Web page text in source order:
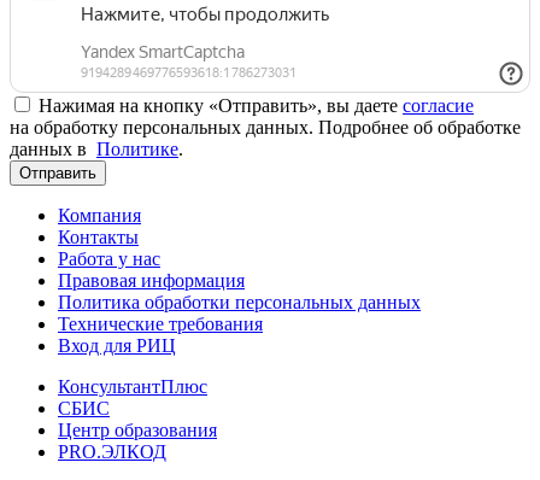
Нажимая на кнопку «Отправить», вы даете согласие
на обработку персональных данных. Подробнее об обработке
данных в Политике.
Отправить
Компания
Контакты
Работа у нас
Правовая информация
Политика обработки персональных данных
Технические требования
Вход для РИЦ
КонсультантПлюс
СБИС
Центр образования
PRO.ЭЛКОД